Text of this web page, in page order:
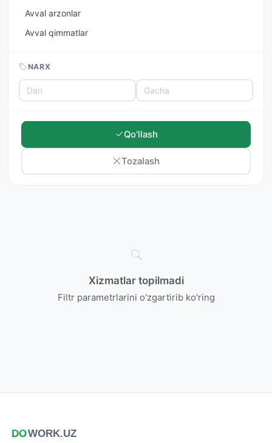
Avval arzonlar
Avval qimmatlar
NARX
Qo'llash
Tozalash
Xizmatlar topilmadi
Filtr parametrlarini o'zgartirib ko'ring